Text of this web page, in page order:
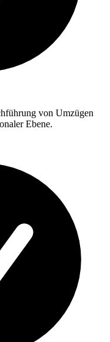
von Umzügen
Ebene.